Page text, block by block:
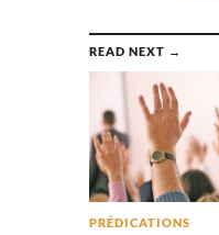
READ NEXT →
PRÉDICATIONS